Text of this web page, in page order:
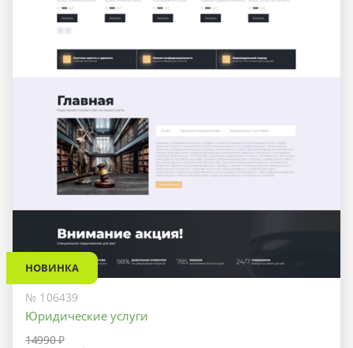
НОВИНКА
№ 106439
Юридические услуги
14990 ₽